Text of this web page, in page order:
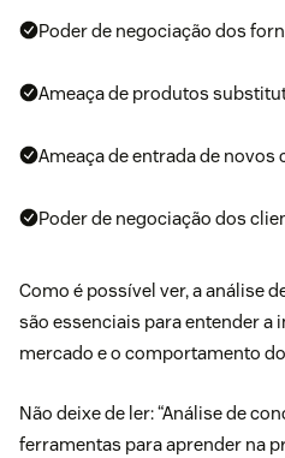
Poder de negociação dos
Ameaça de produtos
Ameaça de entrada de novos
Poder de negociação dos
Como é possível ver, a análise
são essenciais para entender a
mercado e o comportamento
Não deixe de ler: “Análise de
ferramentas para aprender na